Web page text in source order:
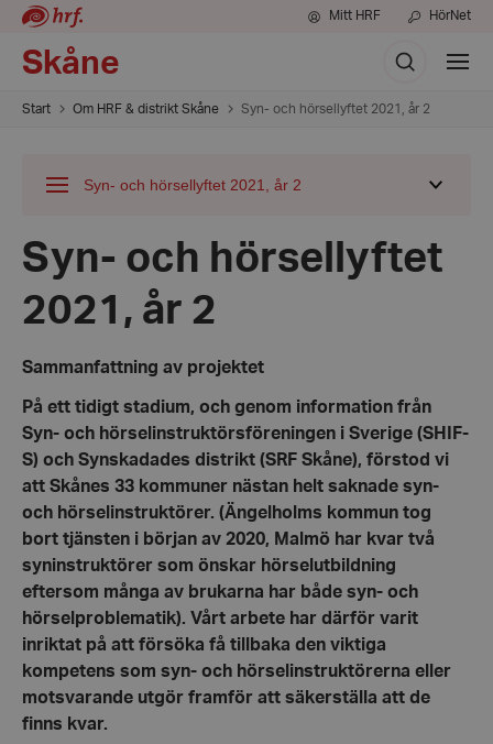
Mitt HRF HörNet
Skåne Sök
Visa
meny
Start Om HRF & distrikt Skåne Syn- och hörsellyftet 2021, år 2
Syn- och hörsellyftet
2021, år 2
Sammanfattning av projektet
På ett tidigt stadium, och genom information från
Syn- och hörselinstruktörs­föreningen i Sverige (SHIF-
S) och Synskadades distrikt (SRF Skåne), förstod vi
att Skånes 33 kommuner nästan helt saknade syn-
och hörselinstruktörer. (Ängel­holms kommun tog
bort tjänsten i början av 2020, Malmö har kvar två
syn­instruktörer som önskar hörselutbildning
eftersom många av brukarna har både syn- och
hörselproblematik). Vårt arbete har därför varit
inriktat på att försöka få tillbaka den viktiga
kompetens som syn- och hörselinstruktörerna eller
motsvarande utgör framför att säkerställa att de
finns kvar.
Visa
Syn- och hörsellyftet 2021, år 2